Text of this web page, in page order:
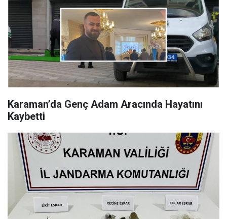
Karaman’da Genç Adam Aracında Hayatını
Kaybetti